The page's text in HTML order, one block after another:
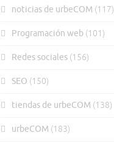
noticias de urbeCOM (117)
Programación web (101)
Redes sociales (156)
SEO (150)
tiendas de urbeCOM (138)
urbeCOM (183)